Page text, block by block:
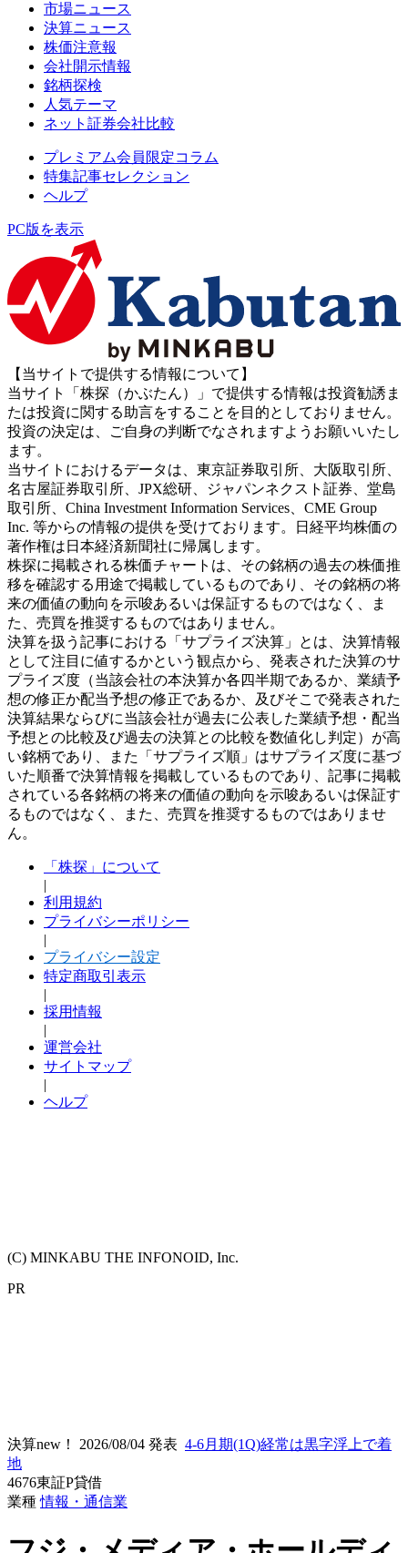
市場ニュース
決算ニュース
株価注意報
会社開示情報
銘柄探検
人気テーマ
ネット証券会社比較
プレミアム会員限定コラム
特集記事セレクション
ヘルプ
PC版を表示
【当サイトで提供する情報について】
当サイト「株探（かぶたん）」で提供する情報は投資勧誘ま
たは投資に関する助言をすることを目的としておりません。
投資の決定は、ご自身の判断でなされますようお願いいたし
ます。
当サイトにおけるデータは、東京証券取引所、大阪取引所、
名古屋証券取引所、JPX総研、ジャパンネクスト証券、堂島
取引所、China Investment Information Services、CME Group
Inc. 等からの情報の提供を受けております。日経平均株価の
著作権は日本経済新聞社に帰属します。
株探に掲載される株価チャートは、その銘柄の過去の株価推
移を確認する用途で掲載しているものであり、その銘柄の将
来の価値の動向を示唆あるいは保証するものではなく、ま
た、売買を推奨するものではありません。
決算を扱う記事における「サプライズ決算」とは、決算情報
として注目に値するかという観点から、発表された決算のサ
プライズ度（当該会社の本決算か各四半期であるか、業績予
想の修正か配当予想の修正であるか、及びそこで発表された
決算結果ならびに当該会社が過去に公表した業績予想・配当
予想との比較及び過去の決算との比較を数値化し判定）が高
い銘柄であり、また「サプライズ順」はサプライズ度に基づ
いた順番で決算情報を掲載しているものであり、記事に掲載
されている各銘柄の将来の価値の動向を示唆あるいは保証す
るものではなく、また、売買を推奨するものではありませ
ん。
「株探」について
|
利用規約
プライバシーポリシー
|
プライバシー設定
特定商取引表示
|
採用情報
|
運営会社
サイトマップ
|
ヘルプ
(C) MINKABU THE INFONOID, Inc.
PR
決算new！ 2026/08/04 発表 4-6月期(1Q)経常は黒字浮上で着
地
4676東証P貸借
業種情報・通信業